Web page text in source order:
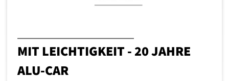
MIT LEICHTIGKEIT - 20 JAHRE
ALU-CAR